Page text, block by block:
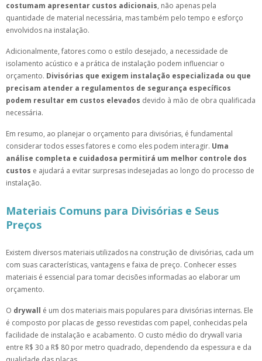
costumam apresentar custos adicionais, não apenas pela
quantidade de material necessária, mas também pelo tempo e esforço
envolvidos na instalação.
Adicionalmente, fatores como o estilo desejado, a necessidade de
isolamento acústico e a prática de instalação podem influenciar o
orçamento. Divisórias que exigem instalação especializada ou que
precisam atender a regulamentos de segurança específicos
podem resultar em custos elevados devido à mão de obra qualificada
necessária.
Em resumo, ao planejar o orçamento para divisórias, é fundamental
considerar todos esses fatores e como eles podem interagir. Uma
análise completa e cuidadosa permitirá um melhor controle dos
custos e ajudará a evitar surpresas indesejadas ao longo do processo de
instalação.
Materiais Comuns para Divisórias e Seus
Preços
Existem diversos materiais utilizados na construção de divisórias, cada um
com suas características, vantagens e faixa de preço. Conhecer esses
materiais é essencial para tomar decisões informadas ao elaborar um
orçamento.
O drywall é um dos materiais mais populares para divisórias internas. Ele
é composto por placas de gesso revestidas com papel, conhecidas pela
facilidade de instalação e acabamento. O custo médio do drywall varia
entre R$ 30 a R$ 80 por metro quadrado, dependendo da espessura e da